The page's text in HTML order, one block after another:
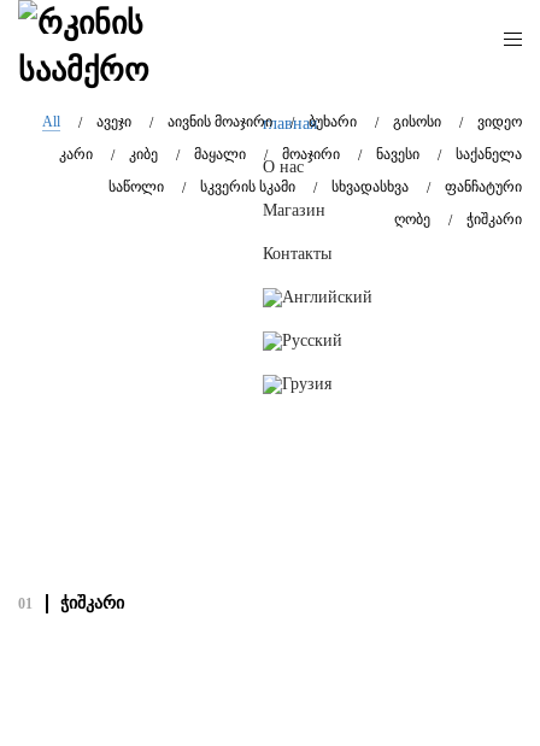
главная
О нас
Магазин
Контакты
All ავეჯი აივნის მოაჯირი ბუხარი გისოსი
ვიდეო
კარი
კიბე მაყალი მოაჯირი ნავესი
საქანელა
საწოლი
სკვერის სკამი სხვადასხვა
ფანჩატური
ღობე
ჭიშკარი
01 ჭიშკარი